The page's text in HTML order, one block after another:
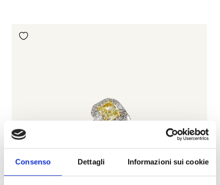
Consenso Dettagli Informazioni sui cookie